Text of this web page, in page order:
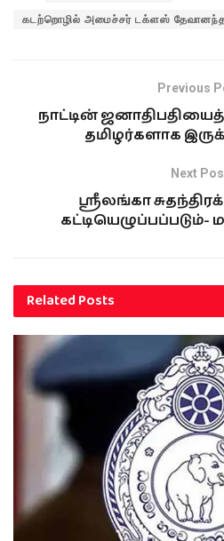
கடற்றொழில் அமைச்சர் டக்ளஸ்
Previous
நாட்டின்
தமிழர்களாக
Next
ஸ்ரீலங்கா
RelatedPosts